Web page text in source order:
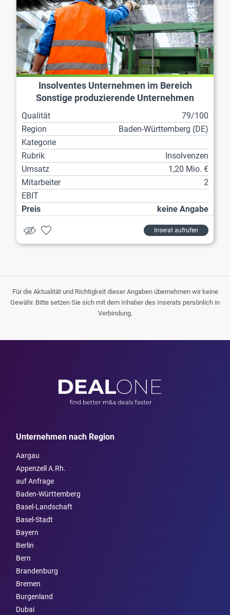
Insolventes Unternehmen im Bereich
Sonstige produzierende Unternehmen
Qualität
79/100
Region
Baden-Württemberg (DE)
Kategorie
Rubrik
Insolvenzen
Umsatz
1,20 Mio. €
Mitarbeiter
2
EBIT
Preis
keine Angabe
Inserat aufrufen
Für die Aktualität und Richtigkeit dieser Angaben übernehmen wir keine
Gewähr. Bitte setzen Sie sich mit dem Inhaber des Inserats persönlich in
Verbindung.
Unternehmen nach Region
Aargau
Appenzell A.Rh.
auf Anfrage
Baden-Württemberg
Basel-Landschaft
Basel-Stadt
Bayern
Berlin
Bern
Brandenburg
Bremen
Burgen­land
Dubai